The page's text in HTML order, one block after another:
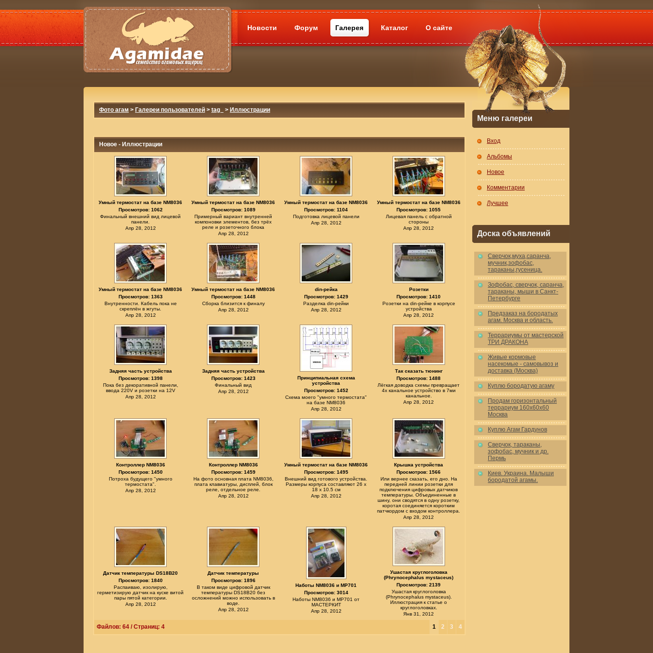
Новости Форум Галерея Каталог О сайте
Фото агам > Галереи пользователей > tag_ > Иллюстрации
Новое - Иллюстрации
Умный термостат на базе NM8036
Просмотров: 1062
Финальный внешний вид лицевой
панели.
Апр 28, 2012
Умный термостат на базе NM8036
Просмотров: 1089
Примерный вариант внутренней
компоновки элементов, без трёх
реле и розеточного блока
Апр 28, 2012
Умный термостат на базе NM8036
Просмотров: 1104
Подготовка лицевой панели
Апр 28, 2012
Умный термостат на базе NM8036
Просмотров: 1055
Лицевая панель с обратной
стороны
Апр 28, 2012
Умный термостат на базе NM8036
Просмотров: 1363
Внутренности. Кабель пока не
скреплён в жгуты.
Апр 28, 2012
Умный термостат на базе NM8036
Просмотров: 1448
Сборка близится к финалу
Апр 28, 2012
din-рейка
Просмотров: 1429
Разделка din-рейки
Апр 28, 2012
Розетки
Просмотров: 1410
Розетки на din-рейке в корпусе
устройства
Апр 28, 2012
Задняя часть устройства
Просмотров: 1398
Пока без декоративной панели,
ввода 220V и розетки на 12V
Апр 28, 2012
Задняя часть устройства
Просмотров: 1423
Финальный вид
Апр 28, 2012
Принципиальная схема
устройства
Просмотров: 1452
Схема моего "умного термостата"
на базе NM8036
Апр 28, 2012
Так сказать тюнинг
Просмотров: 1488
Лёгкая доводка схемы превращает
4х канальное устройство в 7ми
канальное.
Апр 28, 2012
Контроллер NM8036
Просмотров: 1450
Потроха будущего "умного
термостата".
Апр 28, 2012
Контроллер NM8036
Просмотров: 1459
На фото основная плата NM8036,
плата клавиатуры, дисплей, блок
реле, отдельное реле.
Апр 28, 2012
Умный термостат на базе NM8036
Просмотров: 1495
Внешний вид готового устройства.
Размеры корпуса составляют 26 х
18 х 10.5 см
Апр 28, 2012
Крышка устройства
Просмотров: 1566
Или вернее сказать, его дно. На
передней линии розетки для
подключения цифровых датчиков
температуры. Объединенные в
шину, они сводятся в одну розетку,
коротая соединяется коротким
патчкордом с входом контроллера.
Апр 28, 2012
Датчик температуры DS18B20
Просмотров: 1840
Распаиваю, изолирую,
герметизирую датчик на куске витой
пары пятой категории.
Апр 28, 2012
Датчик температуры
Просмотров: 1896
В таком виде цифровой датчик
температуры DS18B20 без
осложнений можно использовать в
воде.
Апр 28, 2012
Наботы NM8036 и MP701
Просмотров: 3014
Наботы NM8036 и MP701 от
МАСТЕРКИТ
Апр 28, 2012
Ушастая круглоголовка
(Phrynocephalus mystaceus)
Просмотров: 2139
Ушастая круглоголовка
(Phrynocephalus mystaceus).
Иллюстрация к статье о
круглоголовках.
Янв 31, 2012
Файлов: 64 / Страниц: 4 1 2 3 4
Меню галереи
Вход
Альбомы
Новое
Комментарии
Лучшее
Доска объявлений
Cверчок,муха,саранча,
мучник,зофобас,
тараканы,гусеница.
Зофобас, сверчок, саранча,
тараканы, мыши в Санкт-
Петербурге
Предзаказ на бородатых
агам. Москва и область.
Террариумы от мастерской
ТРИ ДРАКОНА
Живые кормовые
насекомые - самовывоз и
доставка (Москва)
Куплю бородатую агаму
Продам горизонтальный
террариум 160x60x60
Москва
Куплю Агам Гардунов
Сверчок, тараканы,
зофобас, мучник и др.
Пермь
Киев. Украина. Малыши
бородатой агамы.